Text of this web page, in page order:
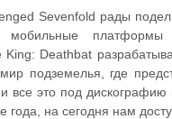
Sevenfold рады
мобильные
Deathbat
подземелья, где
все это под дискографию
года, на сегодня нам